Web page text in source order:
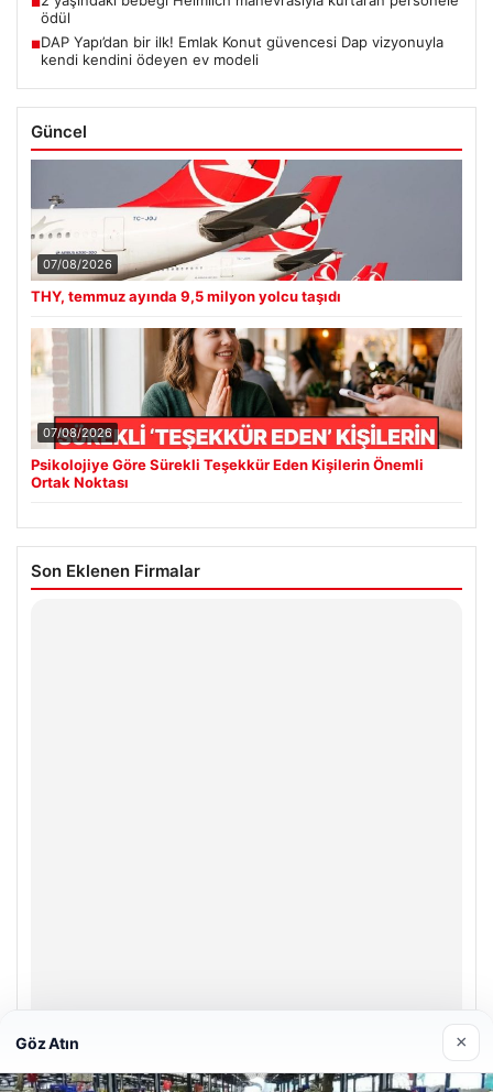
ödül
■DAP Yapı’dan bir ilk! Emlak Konut güvencesi Dap vizyonuyla
kendi kendini ödeyen ev modeli
Güncel
07/08/2026
THY, temmuz ayında 9,5 milyon yolcu taşıdı
07/08/2026
Psikolojiye Göre Sürekli Teşekkür Eden Kişilerin Önemli
Ortak Noktası
Son Eklenen Firmalar
Bulkoon Toptan Ayakkabı
03/05/2026
Göz Atın ×